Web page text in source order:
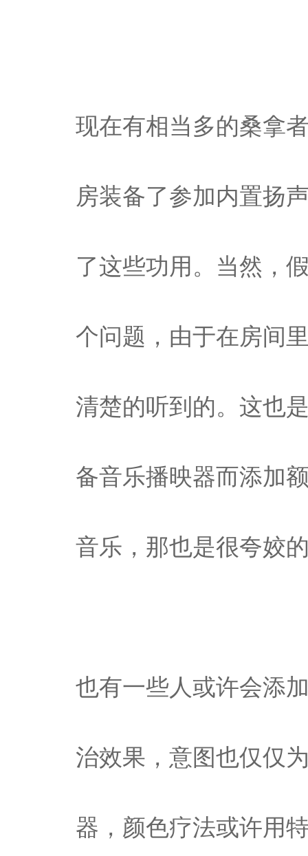
现在有相当多的桑拿
房装备了参加内置扬
了这些功用。当然，
个问题，由于在房间
清楚的听到的。这也
备音乐播映器而添加
音乐，那也是很夸姣
也有一些人或许会添
治效果，意图也仅仅
器，颜色疗法或许用